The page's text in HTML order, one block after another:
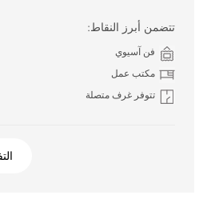
تتضمن أبرز النقاط:
فن آسيوي
مكتب عمل
تتوفر غرف متصلة